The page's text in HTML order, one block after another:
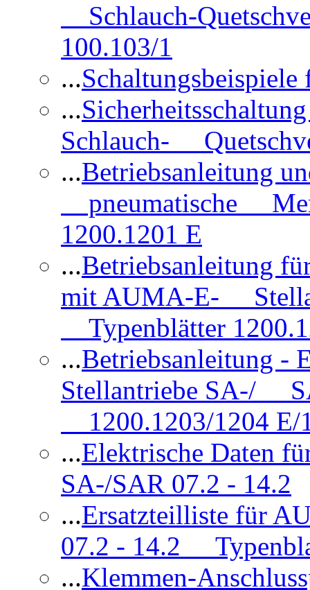
Schlauch-
100.103/1
...
...
Schlauch-
...Betriebsanleitung
pneumatische
1200.1201 E
...Betriebsanleitung
mit AUMA-E-
Typenblätter
...Betriebsanleitung
Stellantriebe SA-/
1200.1203/1204 E/
...Elektrische Daten
SA-/SAR 07.2 - 14.2
...Ersatzteilliste für
07.2 - 14.2
...Klemmen-